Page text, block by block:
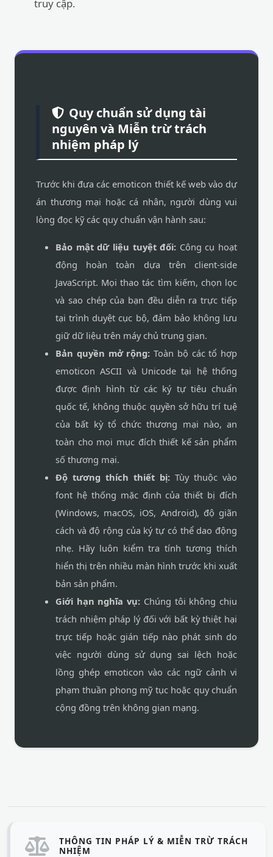
truy cập.
Quy chuẩn sử dụng tài
nguyên và Miễn trừ trách
nhiệm pháp lý
Trước khi đưa các emoticon thiết kế web vào dự
án thương mại hoặc cá nhân, người dùng vui
lòng đọc kỹ các quy chuẩn vận hành sau:
Bảo mật dữ liệu tuyệt đối: Công cụ hoạt
động hoàn toàn dựa trên client-side
JavaScript. Mọi thao tác tìm kiếm, chọn lọc
và sao chép của bạn đều diễn ra trực tiếp
tại trình duyệt cục bộ, đảm bảo không lưu
giữ dữ liệu trên máy chủ trung gian.
Bản quyền mở rộng: Toàn bộ các tổ hợp
emoticon ASCII và Unicode tại hệ thống
được định hình từ các ký tự tiêu chuẩn
quốc tế, không thuộc quyền sở hữu trí tuệ
của bất kỳ tổ chức thương mại nào, an
toàn cho mọi mục đích thiết kế sản phẩm
số thương mại.
Độ tương thích thiết bị: Tùy thuộc vào
font hệ thống mặc định của thiết bị đích
(Windows, macOS, iOS, Android), độ giãn
cách và độ rộng của ký tự có thể dao động
nhẹ. Hãy luôn kiểm tra tính tương thích
hiển thị trên nhiều màn hình trước khi xuất
bản sản phẩm.
Giới hạn nghĩa vụ: Chúng tôi không chịu
trách nhiệm pháp lý đối với bất kỳ thiệt hại
trực tiếp hoặc gián tiếp nào phát sinh do
việc người dùng sử dụng sai lệch hoặc
lồng ghép emoticon vào các ngữ cảnh vi
phạm thuần phong mỹ tục hoặc quy chuẩn
cộng đồng trên không gian mạng.
THÔNG TIN PHÁP LÝ & MIỄN TRỪ TRÁCH
NHIỆM